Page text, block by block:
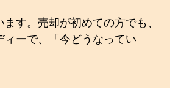
す。売却が初めての方でも、
ーで、「今どうなってい